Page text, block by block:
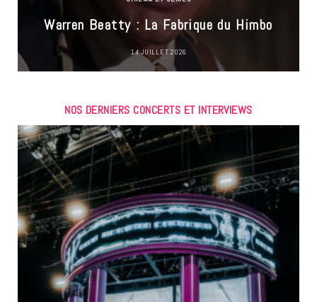
Warren Beatty : La Fabrique du Himbo
14 JUILLET 2026
NOS DERNIERS CONCERTS ET INTERVIEWS